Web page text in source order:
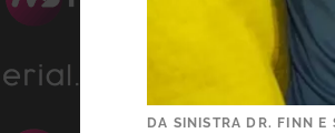
DA SINISTRA DR. FINN E